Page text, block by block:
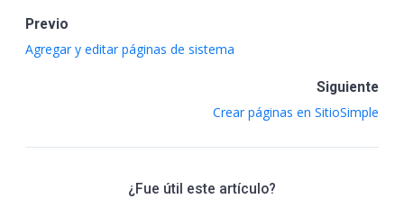
Previo
Agregar y editar páginas de sistema
Siguiente
Crear páginas en SitioSimple
¿Fue útil este artículo?